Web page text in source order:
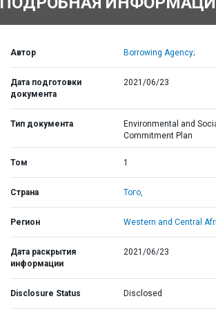
Автор Borrowing Agency;
Дата подготовки
документа
2021/06/23
Тип документа
Environmental and
Commitment Plan
Том 1
Страна Того,
Регион Western and Central
Дата раскрытия
информации
2021/06/23
Disclosure Status Disclosed